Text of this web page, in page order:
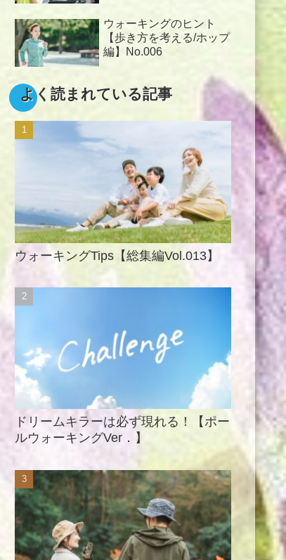
ウォーキングのヒント
【歩き方を考える/ホップ
編】No.006
よく読まれている記事
ウォーキングTips【総集編Vol.013】
ドリームキラーは必ず現れる！【ポー
ルウォーキングVer．】